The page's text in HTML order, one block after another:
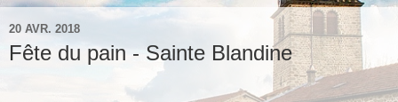
20 AVR. 2018
Fête du pain - Sainte Blandine